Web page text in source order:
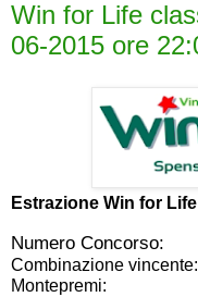
Win for Life
06-2015 ore
Estrazione Win for Life
Numero Concorso:
Combinazione vincente:
Montepremi: